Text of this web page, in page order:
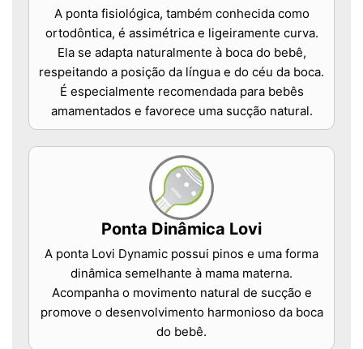
A ponta fisiológica, também conhecida como
ortodôntica, é assimétrica e ligeiramente curva.
Ela se adapta naturalmente à boca do bebê,
respeitando a posição da língua e do céu da boca.
É especialmente recomendada para bebês
amamentados e favorece uma sucção natural.
Ponta Dinâmica Lovi
A ponta Lovi Dynamic possui pinos e uma forma
dinâmica semelhante à mama materna.
Acompanha o movimento natural de sucção e
promove o desenvolvimento harmonioso da boca
do bebê.